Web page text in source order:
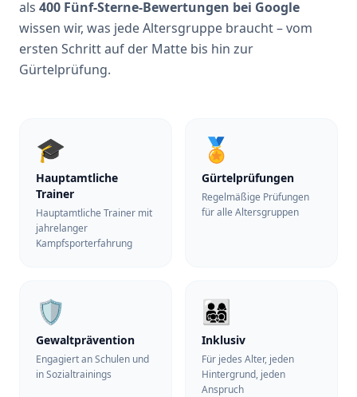
als 400 Fünf-Sterne-Bewertungen bei Google
wissen wir, was jede Altersgruppe braucht – vom
ersten Schritt auf der Matte bis hin zur
Gürtelprüfung.
🎓
Hauptamtliche
Trainer
Hauptamtliche Trainer mit
jahrelanger
Kampfsporterfahrung
🏅
Gürtelprüfungen
Regelmäßige Prüfungen
für alle Altersgruppen
🛡️
Gewaltprävention
Engagiert an Schulen und
in Sozialtrainings
👨‍👩‍👧‍👦
Inklusiv
Für jedes Alter, jeden
Hintergrund, jeden
Anspruch